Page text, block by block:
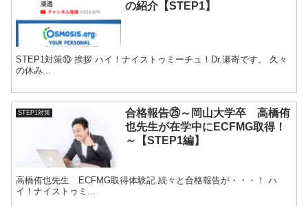
の紹介【STEP1】
STEP1対策⑩ 挨拶 ハイ！ナイストゥミーチュ！Dr.瀬嵜です。 久々
の休み...
STEP1対策
合格報告㉕～岡山大学卒 高橋侑
也先生が在学中にECFMG取得！
～【STEP1編】
高橋侑也先生 ECFMG取得体験記 続々と合格報告が・・・！ ハ
イ！ナイストゥミ...